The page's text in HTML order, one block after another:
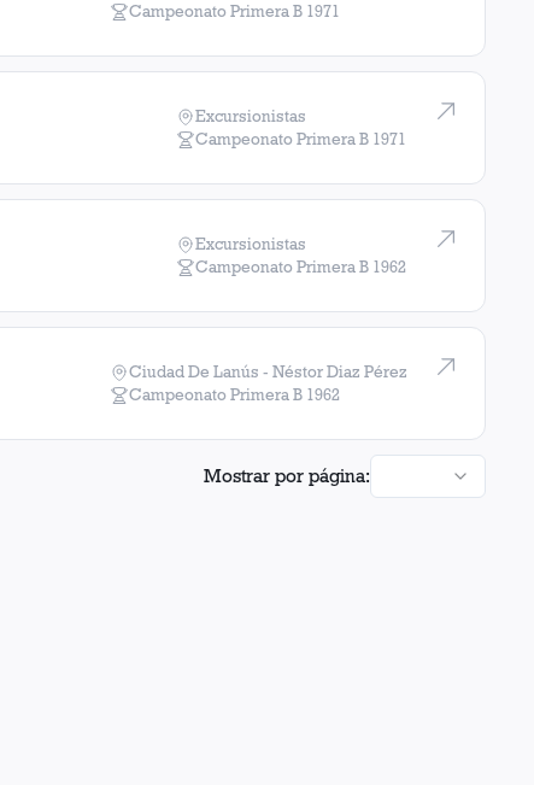
Campeonato Primera B 1971
Excursionistas
Campeonato Primera B 1971
Excursionistas
Campeonato Primera B 1962
Ciudad De Lanús - Néstor Diaz Pérez
Campeonato Primera B 1962
Mostrar por página: